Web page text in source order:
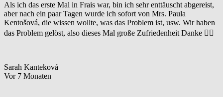
Als ich das erste Mal in Frais war, bin ich sehr enttäuscht abgereist,
aber nach ein paar Tagen wurde ich sofort von Mrs. Paula
Kentošová, die wissen wollte, was das Problem ist, usw. Wir haben
das Problem gelöst, also dieses Mal große Zufriedenheit Danke 👌🏻
Sarah Kanteková
Vor 7 Monaten